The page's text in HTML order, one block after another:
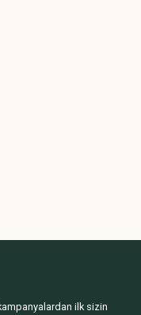
ilk sizin